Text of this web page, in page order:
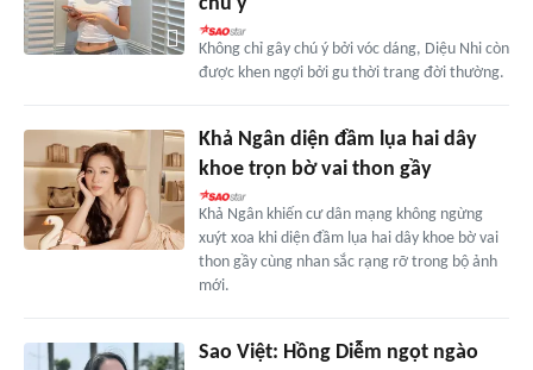
chú ý
Không chỉ gây chú ý bởi vóc dáng, Diệu Nhi còn
được khen ngợi bởi gu thời trang đời thường.
Khả Ngân diện đầm lụa hai dây
khoe trọn bờ vai thon gầy
Khả Ngân khiến cư dân mạng không ngừng
xuýt xoa khi diện đầm lụa hai dây khoe bờ vai
thon gầy cùng nhan sắc rạng rỡ trong bộ ảnh
mới.
Sao Việt: Hồng Diễm ngọt ngào